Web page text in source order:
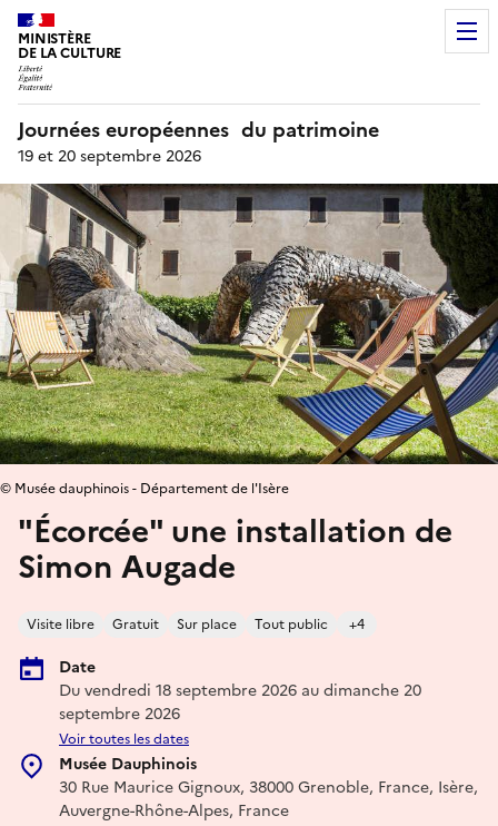
MINISTÈRE
DE LA CULTURE
Journées européennes du patrimoine
19 et 20 septembre 2026
"Écorcée" une installation de
Simon Augade
Visite libre Gratuit Sur place Tout public +4
Date
Du vendredi 18 septembre 2026 au dimanche 20
septembre 2026
Voir toutes les dates
Musée Dauphinois
30 Rue Maurice Gignoux, 38000 Grenoble, France, Isère,
Auvergne-Rhône-Alpes, France
© Musée dauphinois - Département de l'Isère